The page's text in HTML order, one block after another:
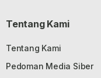
Tentang Kami
Tentang Kami
Pedoman Media Siber